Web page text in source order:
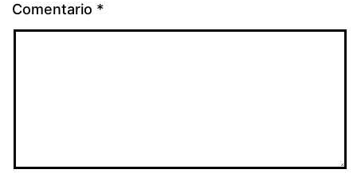
Comentario *